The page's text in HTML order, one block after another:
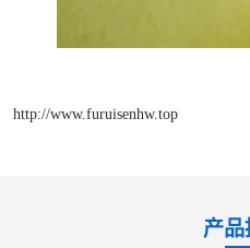
http://www.furuisenhw.top
产品